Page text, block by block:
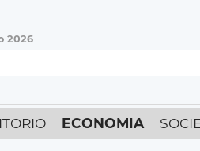
2026
ECONOMIA